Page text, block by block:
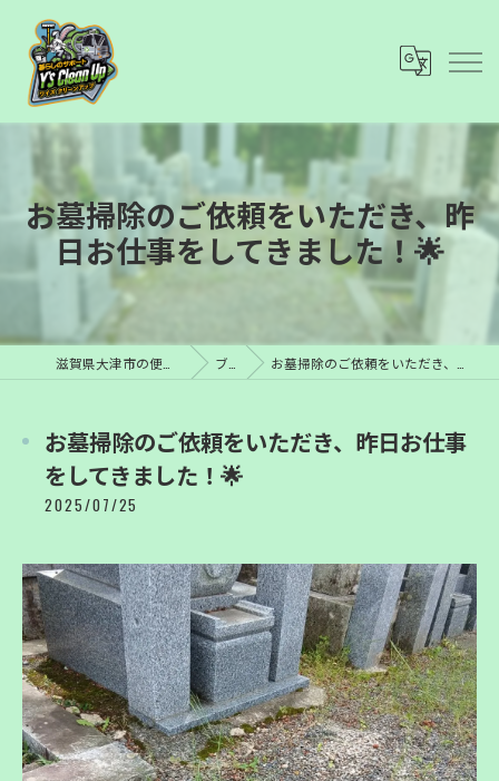
お墓掃除のご依頼をいただき、昨
日お仕事をしてきました！🌟
ブログ お墓掃除のご依頼をいただき、昨日お仕事をしてきました！🌟
お墓掃除のご依頼をいただき、昨日お仕事
をしてきました！🌟
2025/07/25